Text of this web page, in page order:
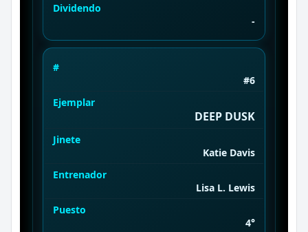
Dividendo
-
#
#6
Ejemplar
DEEP DUSK
Jinete
Katie Davis
Entrenador
Lisa L. Lewis
Puesto
4°